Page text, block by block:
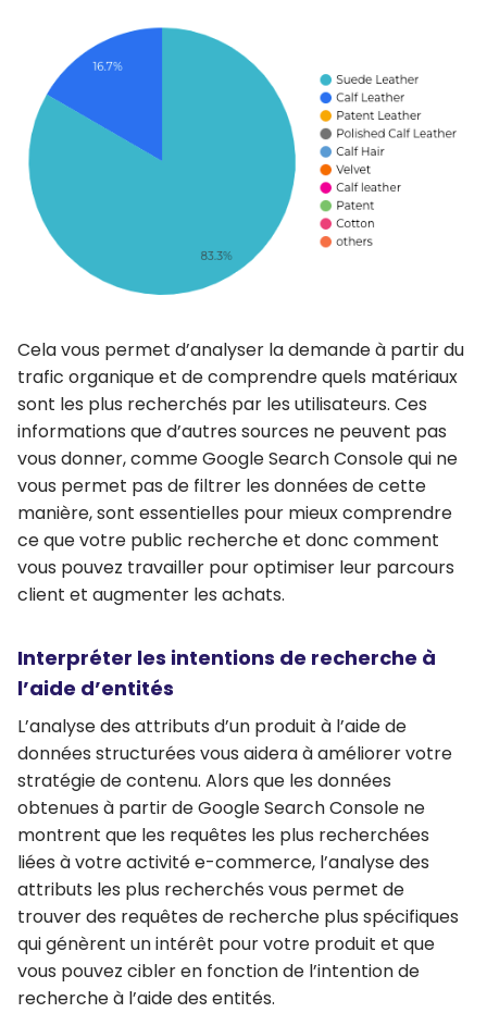
Cela vous permet d’analyser la demande à partir du
trafic organiqueet decomprendre quels matériaux
sont les plus recherchés par les utilisateurs. Ces
informations que d’autres sources ne peuvent pas
vous donner, comme Google Search Console qui ne
vous permet pas de filtrer les données de cette
manière, sont essentielles pour mieux comprendre
ce que votre public rechercheet donc comment
vous pouvez travailler pour optimiser leur parcours
client et augmenter les achats.
Interpréter les intentions de recherche à
l’aide d’entités
L’analyse des attributs d’un produit à l’aide de
données structurées vous aidera àaméliorer votre
stratégie de contenu. Alors que les données
obtenues à partir de Google Search Console ne
montrent que les requêtes les plus recherchées
liées à votre activité e-commerce, l’analyse des
attributs les plus recherchés vous permet de
trouver des requêtes de recherche plus spécifiques
qui génèrent un intérêt pour votre produit et que
vous pouvez cibler en fonction de l’intention de
recherche à l’aide des entités.